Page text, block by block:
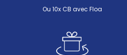
Ou 10x CB avec Floa